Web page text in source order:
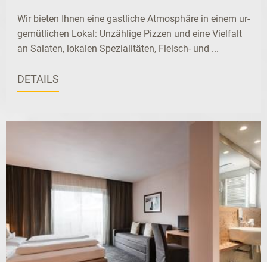
Wir bieten Ihnen eine gastliche Atmosphäre in einem ur-
gemütlichen Lokal: Unzählige Pizzen und eine Vielfalt
an Salaten, lokalen Spezialitäten, Fleisch- und ...
DETAILS